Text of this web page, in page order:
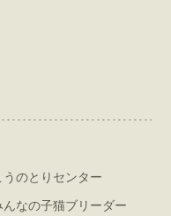
うのとりセンター
んなの子猫ブリーダー